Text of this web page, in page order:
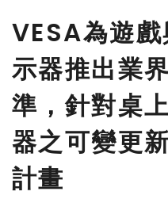
VESA為遊
示器推出業
準，針對桌
器之可變更
計畫